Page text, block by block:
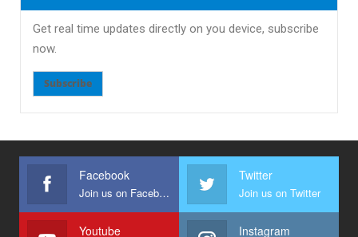
Get real time updates directly on you device, subscribe
now.
Subscribe
Facebook
Join us on Facebook
Twitter
Join us on Twitter
Youtube Instagram